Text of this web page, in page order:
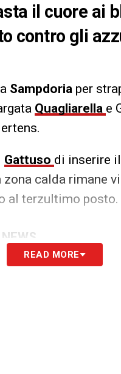
il cuore ai
contro gli
Sampdoria per
Quagliarella e
Gattuso di inserire
calda rimane
al terzultimo posto.
READ MORE